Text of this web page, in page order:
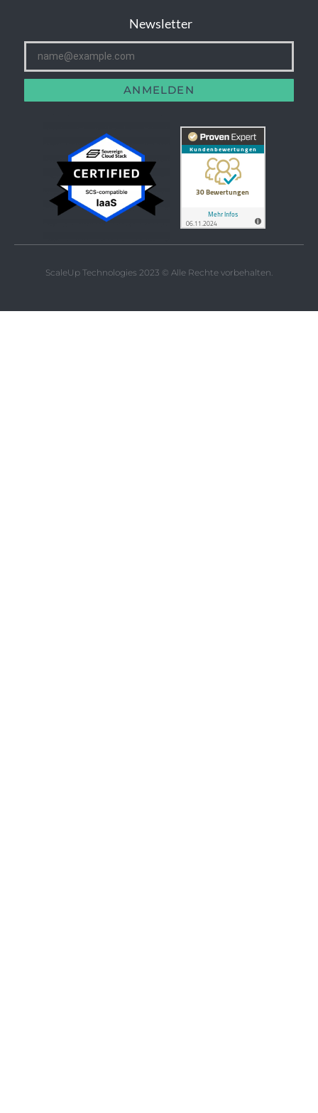
Newsletter
ANMELDEN
ScaleUp Technologies 2023 © Alle Rechte vorbehalten.